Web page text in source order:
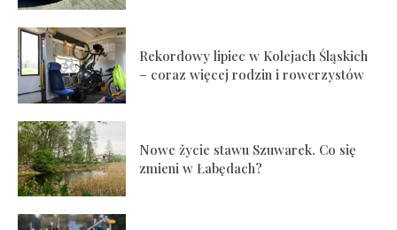
Rekordowy lipiec w Kolejach Śląskich
– coraz więcej rodzin i rowerzystów
Nowe życie stawu Szuwarek. Co się
zmieni w Łabędach?